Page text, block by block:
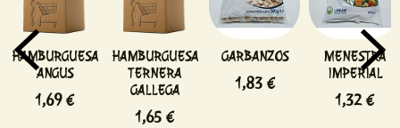
HAMBURGUESA
ANGUS
1,69 €
HAMBURGUESA
TERNERA
GALLEGA
1,65 €
GARBANZOS
1,83 €
MENESTRA
IMPERIAL
1,32 €